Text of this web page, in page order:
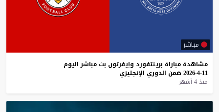
مباشر
مشاهدة مباراة برينتفورد وإيفرتون بث مباشر اليوم
11-4-2026
ضمن الدوري الإنجليزي
منذ 4 أشهر